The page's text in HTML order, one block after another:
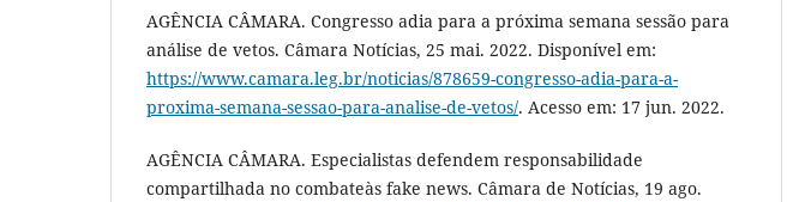
AGÊNCIA CÂMARA. Congresso adia para a próxima semana sessão para
análise de vetos. Câmara Notícias, 25 mai. 2022. Disponível em:
https://www.camara.leg.br/noticias/878659-congresso-adia-para-a-
proxima-semana-sessao-para-analise-de-vetos/. Acesso em: 17 jun. 2022.
AGÊNCIA CÂMARA. Especialistas defendem responsabilidade
compartilhada no combateàs fake news. Câmara de Notícias, 19 ago.